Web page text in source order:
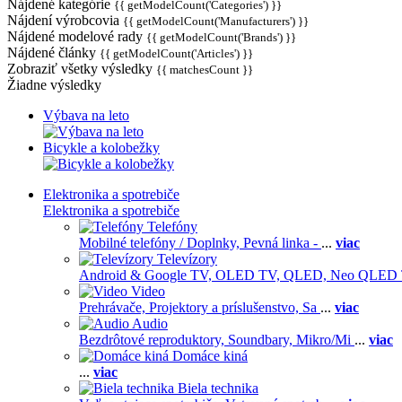
Nájdené kategórie {{ getModelCount('Categories') }}
Nájdení výrobcovia {{ getModelCount('Manufacturers') }}
Nájdené modelové rady {{ getModelCount('Brands') }}
Nájdené články {{ getModelCount('Articles') }}
Zobraziť všetky výsledky {{ matchesCount }}
Žiadne výsledky
Výbava na leto
Bicykle a kolobežky
Elektronika a spotrebiče
Elektronika a spotrebiče
Telefóny
Mobilné telefóny / Doplnky, Pevná linka - ... viac
Televízory
Android & Google TV, OLED TV, QLED, Neo QLED
Video
Prehrávače, Projektory a príslušenstvo, Sa ... viac
Audio
Bezdrôtové reproduktory, Soundbary, Mikro/Mi ... viac
Domáce kiná
... viac
Biela technika